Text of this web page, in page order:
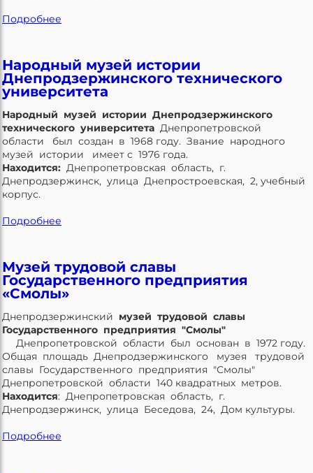
Подробнее
Народный музей истории
Днепродзержинского технического
университета
Народный музей истории Днепродзержинского
технического университета Днепропетровской
области был создан в 1968 году. Звание народного
музей истории имеет с 1976 года.
Находится: Днепропетровская область, г.
Днепродзержинск, улица Днепростроевская, 2, учебный
корпус.
Подробнее
Музей трудовой славы
Государственного предприятия
«Смолы»
Днепродзержинский музей трудовой славы
Государственного предприятия "Смолы"
Днепропетровской области был основан в 1972 году.
Общая площадь Днепродзержинского музея трудовой
славы Государственного предприятия "Смолы"
Днепропетровской области 140 квадратных метров.
Находится: Днепропетровская область, г.
Днепродзержинск, улица Беседова, 24, Дом культуры.
Подробнее